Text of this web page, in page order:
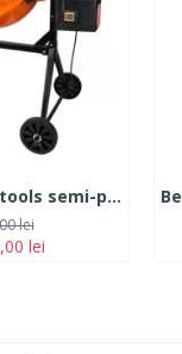
Betoniera Evotools semi-profesionala, 800 W, 200l, 32 RPM, corona fonta
lei
lei